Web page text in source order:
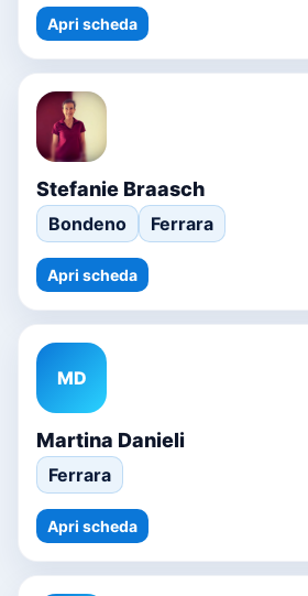
Apri scheda
Stefanie Braasch
Bondeno Ferrara
Apri scheda
MD
Martina Danieli
Ferrara
Apri scheda